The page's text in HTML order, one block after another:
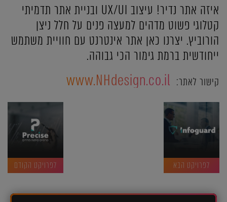
איזה אתר נדיר! עיצוב UX/UI ובניית אתר תדמיתי
קטלוגי פשוט מדהים למעצה פנים על חלל ניצן
הורוביץ. יצרנו כאן אתר אינטרנט עם חוויית משתמש
ייחודשית ברמת גימור הכי גבוהה.
קישור לאתר: www.NHdesign.co.il
לפרויקט הבא לפרויקט הקודם